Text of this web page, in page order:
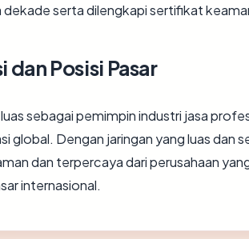
dekade serta dilengkapi sertifikat
dan Posisi Pasar
sebagai pemimpin industri jasa
global. Dengan jaringan yang luas dan
dan terpercaya dari perusahaan
internasional.